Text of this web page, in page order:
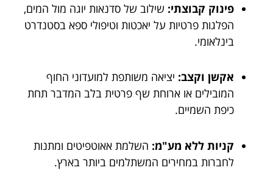
פינוק קבוצתי: שילוב של סדנאות יוגה מול המים,
הפלגות פרטיות על יאכטות וטיפולי ספא בסטנדרט
בינלאומי.
אקשן וקצב: יציאה משותפת למועדוני החוף
המובילים או ארוחת שף פרטית בלב המדבר תחת
כיפת השמיים.
קניות ללא מע"מ: השלמת אאוטפיטים ומתנות
לחברות במחירים המשתלמים ביותר בארץ.